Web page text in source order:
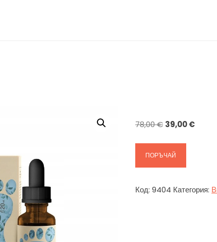
78,00€ Original
was:
78,00 €.
39,00€
ПОРЪЧАЙ
Код: 9404 Категория: